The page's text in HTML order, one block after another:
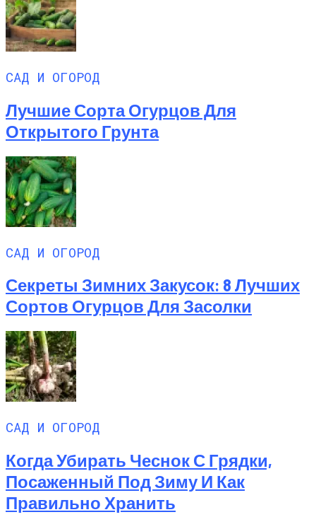
САД И ОГОРОД
Лучшие Сорта Огурцов Для
Открытого Грунта
САД И ОГОРОД
Секреты Зимних Закусок: 8 Лучших
Сортов Огурцов Для Засолки
САД И ОГОРОД
Когда Убирать Чеснок С Грядки,
Посаженный Под Зиму И Как
Правильно Хранить